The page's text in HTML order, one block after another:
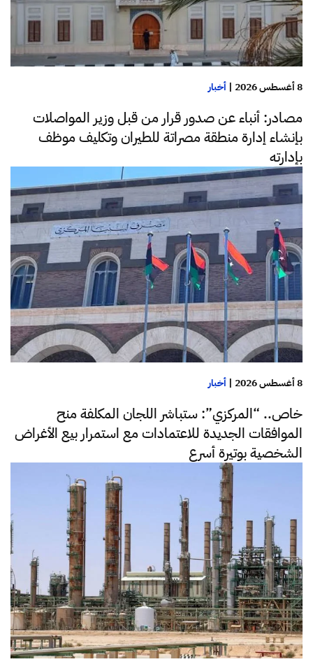
8 أغسطس 2026 | أخبار
مصادر: أنباء عن صدور قرار من قبل وزير المواصلات
بإنشاء إدارة منطقة مصراتة للطيران وتكليف موظف
بإدارته
8 أغسطس 2026 | أخبار
خاص.. “المركزي”: ستباشر اللجان المكلفة منح
الموافقات الجديدة للاعتمادات مع استمرار بيع الأغراض
الشخصية بوتيرة أسرع